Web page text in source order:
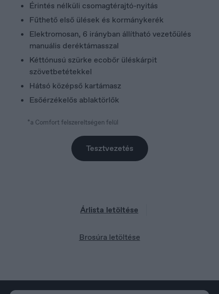
Norsk
Érintés nélküli csomagtérajtó-nyitás
Fűthető első ülések és kormánykerék
Elektromosan, 6 irányban állítható vezetőülés
manuális deréktámasszal
Kéttónusú szürke ecobőr üléskárpit
szövetbetétekkel
Hátsó középső kartámasz
Esőérzékelős ablaktörlők
*a Comfort felszereltségen felül
Tesztvezetés
Árlista letöltése
Brosúra letöltése